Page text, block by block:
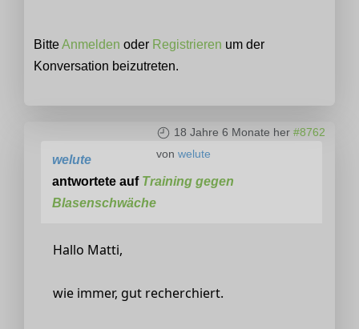
BitteAnmelden oder Registrieren um der
Konversation beizutreten.
18 Jahre 6 Monate her #8762
von welute
welute
antwortete auf Training gegen
Blasenschwäche
Hallo Matti,
wie immer, gut recherchiert.